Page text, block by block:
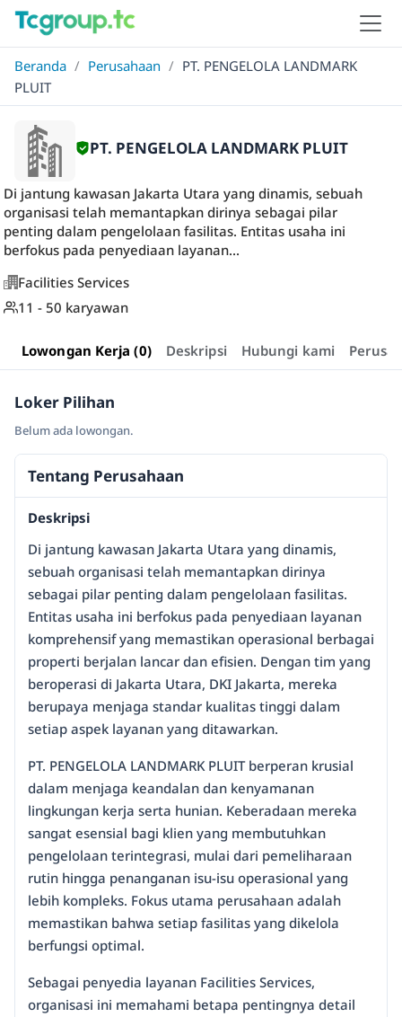
Beranda / Perusahaan / PT. PENGELOLA LANDMARK
PLUIT
PT. PENGELOLA LANDMARK PLUIT
Di jantung kawasan Jakarta Utara yang dinamis, sebuah
organisasi telah memantapkan dirinya sebagai pilar
penting dalam pengelolaan fasilitas. Entitas usaha ini
berfokus pada penyediaan layanan...
Facilities Services
11 - 50 karyawan
Lowongan Kerja (0) Deskripsi Hubungi kami
Loker Pilihan
Belum ada lowongan.
Tentang Perusahaan
Deskripsi
Di jantung kawasan Jakarta Utara yang dinamis,
sebuah organisasi telah memantapkan dirinya
sebagai pilar penting dalam pengelolaan fasilitas.
Entitas usaha ini berfokus pada penyediaan layanan
komprehensif yang memastikan operasional berbagai
properti berjalan lancar dan efisien. Dengan tim yang
beroperasi di Jakarta Utara, DKI Jakarta, mereka
berupaya menjaga standar kualitas tinggi dalam
setiap aspek layanan yang ditawarkan.
PT. PENGELOLA LANDMARK PLUIT berperan krusial
dalam menjaga keandalan dan kenyamanan
lingkungan kerja serta hunian. Keberadaan mereka
sangat esensial bagi klien yang membutuhkan
pengelolaan terintegrasi, mulai dari pemeliharaan
rutin hingga penanganan isu-isu operasional yang
lebih kompleks. Fokus utama perusahaan adalah
memastikan bahwa setiap fasilitas yang dikelola
berfungsi optimal.
Sebagai penyedia layanan Facilities Services,
organisasi ini memahami betapa pentingnya detail